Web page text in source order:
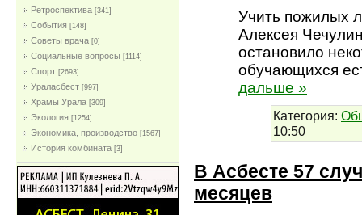
Ретроспектива [341]
События [148]
Советы врача [0]
Социальные вопросы [1114]
Спорт [2693]
Ураласбест [997]
Храмы Урала [309]
Экология [1254]
Экономика, производство [1567]
История комбината [3]
Учить пожилых
Алексея
остановило
обучающихся
дальше »
Категория:
10:50
В Асбесте 57
месяцев